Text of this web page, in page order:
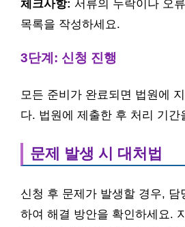
체크사항: 서류의 누락이나 오
목록을 작성하세요.
3단계: 신청 진행
모든 준비가 완료되면 법원에
다. 법원에 제출한 후 처리 기간
문제 발생 시 대처법
신청 후 문제가 발생할 경우, 담
하여 해결 방안을 확인하세요.